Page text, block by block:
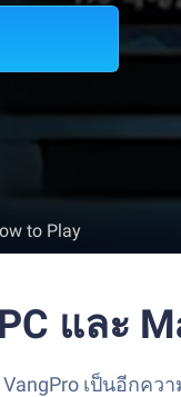
to Play
และ
เป็นอีก